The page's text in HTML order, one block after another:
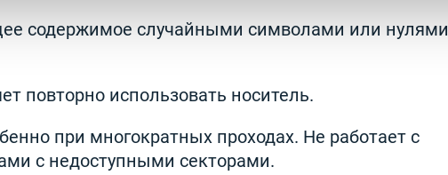
содержимое случайными символами или нулями
повторно использовать носитель.
при многократных проходах. Не работает с
с недоступными секторами.